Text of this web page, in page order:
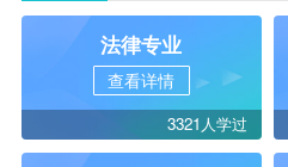
法律专业
查看详情
3321人学过